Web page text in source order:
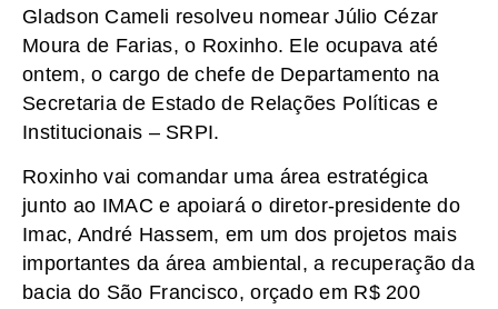
Gladson Cameli resolveu nomear Júlio Cézar
Moura de Farias, o Roxinho. Ele ocupava até
ontem, o cargo de chefe de Departamento na
Secretaria de Estado de Relações Políticas e
Institucionais – SRPI.
Roxinho vai comandar uma área estratégica
junto ao IMAC e apoiará o diretor-presidente do
Imac, André Hassem, em um dos projetos mais
importantes da área ambiental, a recuperação da
bacia do São Francisco, orçado em R$ 200